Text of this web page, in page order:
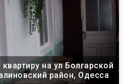
на ул Болгарской
район, Одесса